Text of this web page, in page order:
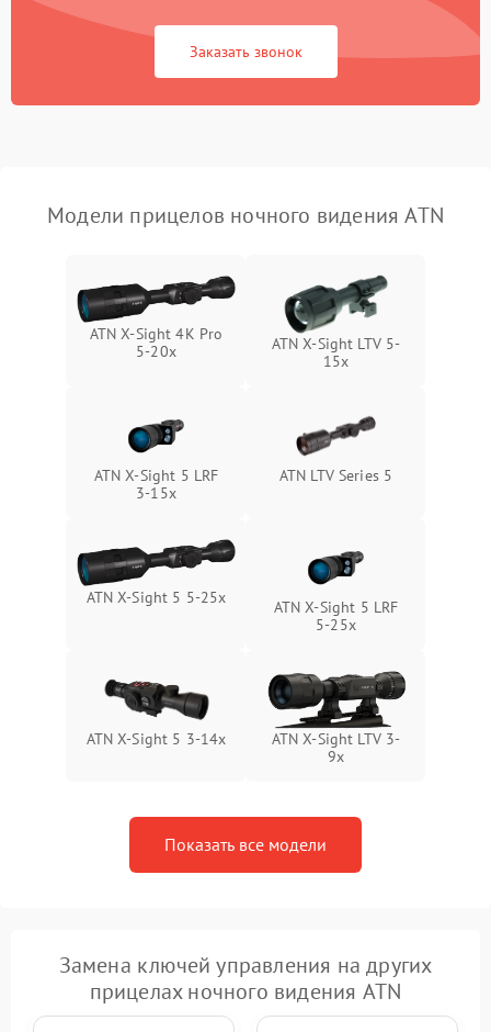
Поломка системы защиты
от короткого замыкания
Повреждение системы
перенапряжения
защиты от замыкания
Подробнее →
Неисправность системы
защиты от перегрева
1000 ₽ Подробнее →
от перенапряжения
Подробнее →
Поломка системы защиты
Заказать звонок
Модели прицелов ночного видения ATN
ATN X-Sight 4K Pro
5-20x
ATN X-Sight LTV 5-
15x
ATN X-Sight 5 LRF
3-15x
ATN LTV Series 5
ATN X-Sight 5 5-25x
ATN X-Sight 5 LRF
5-25x
ATN X-Sight 5 3-14x
ATN X-Sight LTV 3-
9x
Показать все модели
Замена ключей управления на других
прицелах ночного видения ATN